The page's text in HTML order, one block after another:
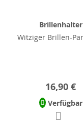
Brillenhalter
Witziger Brillen-
16,90 €
Verfügbar